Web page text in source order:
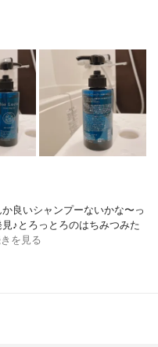
良いシャンプーないかな〜っ
♪とろっとろのはちみつみた
を見る